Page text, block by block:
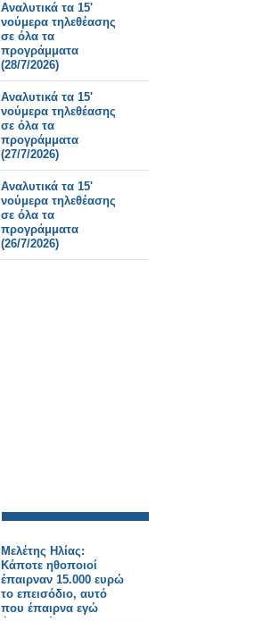
Αναλυτικά τα 15'
νούμερα τηλεθέασης
σε όλα τα
προγράμματα
(28/7/2026)
Αναλυτικά τα 15'
νούμερα τηλεθέασης
σε όλα τα
προγράμματα
(27/7/2026)
Αναλυτικά τα 15'
νούμερα τηλεθέασης
σε όλα τα
προγράμματα
(26/7/2026)
Μελέτης Ηλίας:
Κάποτε ηθοποιοί
έπαιρναν 15.000 ευρώ
το επεισόδιο, αυτό
που έπαιρνα εγώ